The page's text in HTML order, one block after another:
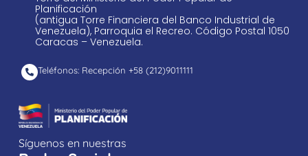
Planificación
(antigua Torre Financiera del Banco Industrial de
Venezuela), Parroquia el Recreo. Código Postal 1050
Caracas – Venezuela.
Teléfonos: Recepción +58 ​(212)9011111
Síguenos en nuestras